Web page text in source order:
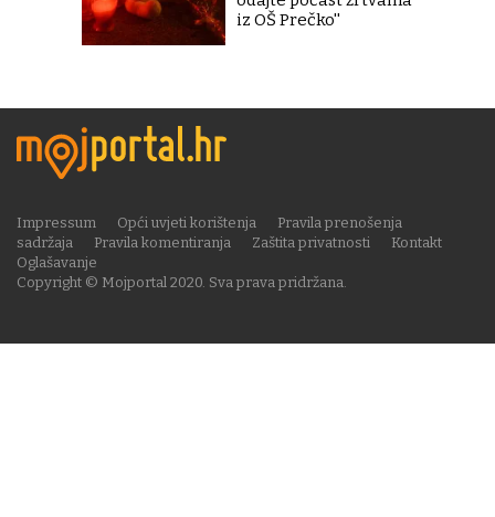
iz OŠ Prečko''
Copyright © Mojportal 2020. Sva prava pridržana.
Impressum Opći uvjeti korištenja
Pravila prenošenja
sadržaja
Pravila komentiranja Zaštita privatnosti
Kontakt
Oglašavanje